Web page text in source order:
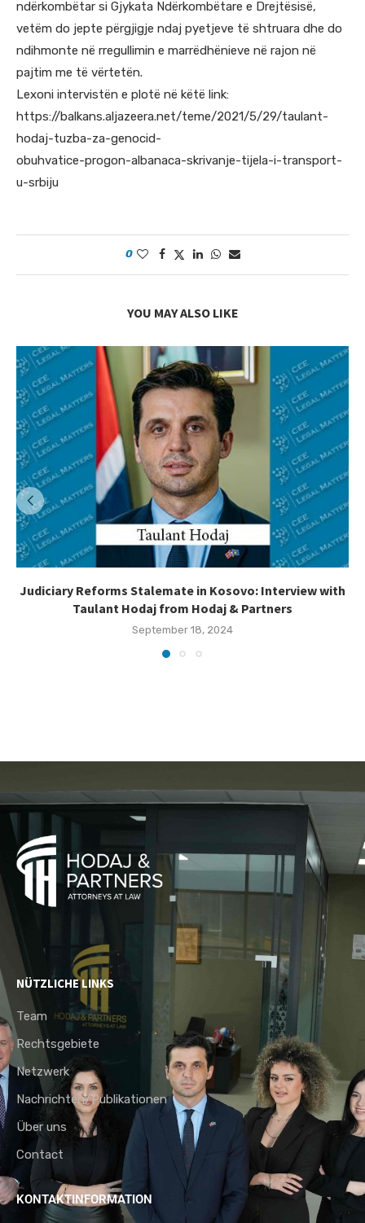
ndërkombëtar si Gjykata Ndërkombëtare e Drejtësisë,
vetëm do jepte përgjigje ndaj pyetjeve të shtruara dhe do
ndihmonte në rregullimin e marrëdhënieve në rajon në
pajtim me të vërtetën.
Lexoni intervistën e plotë në këtë link:
https://balkans.aljazeera.net/teme/2021/5/29/taulant-
hodaj-tuzba-za-genocid-
obuhvatice-progon-albanaca-skrivanje-tijela-i-transport-
u-srbiju
0
YOU MAY ALSO LIKE
Judiciary Reforms Stalemate in Kosovo: Interview with
Taulant Hodaj from Hodaj & Partners
September 18, 2024
NÜTZLICHE LINKS
Team
Rechtsgebiete
Netzwerk
Nachrichten/Publikationen
Über uns
Contact
KONTAKTINFORMATION